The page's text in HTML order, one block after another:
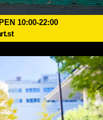
10:00-22:00
價格
常見問題